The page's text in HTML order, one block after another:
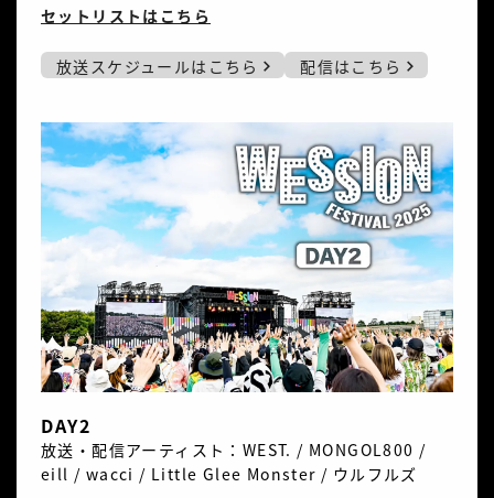
セットリストはこちら
放送スケジュールはこちら 配信はこちら
DAY2
放送・配信アーティスト：WEST. / MONGOL800 /
eill / wacci / Little Glee Monster / ウルフルズ